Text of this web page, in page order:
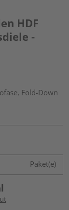
HDF
-
Fold-Down
Paket(e)